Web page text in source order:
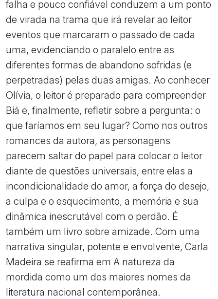
falha e pouco confiável conduzem a um ponto
de virada na trama que irá revelar ao leitor
eventos que marcaram o passado de cada
uma, evidenciando o paralelo entre as
diferentes formas de abandono sofridas (e
perpetradas) pelas duas amigas. Ao conhecer
Olívia, o leitor é preparado para compreender
Biá e, finalmente, refletir sobre a pergunta: o
que faríamos em seu lugar? Como nos outros
romances da autora, as personagens
parecem saltar do papel para colocar o leitor
diante de questões universais, entre elas a
incondicionalidade do amor, a força do desejo,
a culpa e o esquecimento, a memória e sua
dinâmica inescrutável com o perdão. É
também um livro sobre amizade. Com uma
narrativa singular, potente e envolvente, Carla
Madeira se reafirma em A natureza da
mordida como um dos maiores nomes da
literatura nacional contemporânea.